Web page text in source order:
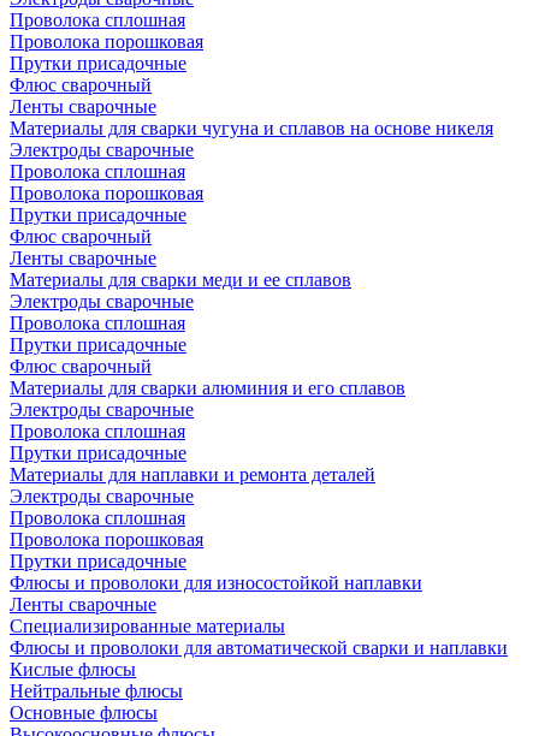
Проволока сплошная
Проволока порошковая
Прутки присадочные
Флюс сварочный
Ленты сварочные
Материалы для сварки чугуна и сплавов на основе никеля
Электроды сварочные
Проволока сплошная
Проволока порошковая
Прутки присадочные
Флюс сварочный
Ленты сварочные
Материалы для сварки меди и ее сплавов
Электроды сварочные
Проволока сплошная
Прутки присадочные
Флюс сварочный
Материалы для сварки алюминия и его сплавов
Электроды сварочные
Проволока сплошная
Прутки присадочные
Материалы для наплавки и ремонта деталей
Электроды сварочные
Проволока сплошная
Проволока порошковая
Прутки присадочные
Флюсы и проволоки для износостойкой наплавки
Ленты сварочные
Специализированные материалы
Флюсы и проволоки для автоматической сварки и наплавки
Кислые флюсы
Нейтральные флюсы
Основные флюсы